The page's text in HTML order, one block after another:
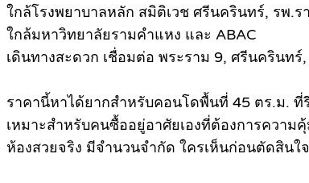
ใกล้โรงพยาบาลหลัก สมิติเวช ศรีนครินทร์, รพ.ร
ใกล้มหาวิทยาลัยรามคำแหง และ ABAC
เดินทางสะดวก เชื่อมต่อ พระราม 9, ศรีนครินท
ราคานี้หาได้ยากสำหรับคอนโดพื้นที่ 45 ตร.ม. ที่
เหมาะสำหรับคนซื้ออยู่อาศัยเองที่ต้องการความ
ห้องสวยจริง มีจำนวนจำกัด ใครเห็นก่อนตัดสินใ